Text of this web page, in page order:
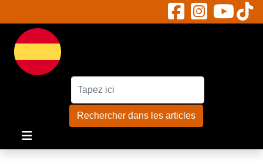
Rechercher dans les articles